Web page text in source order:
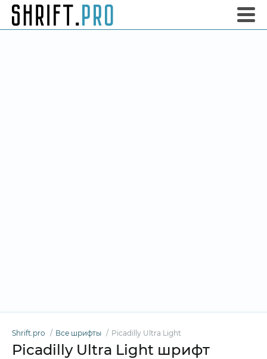
Shrift.pro Все шрифты Picadilly Ultra Light
Picadilly Ultra Light шрифт